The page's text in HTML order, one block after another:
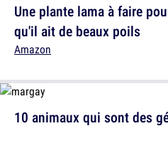
10 animaux qui sont des
Une plante lama à faire
qu'il ait de beaux poils
Amazon